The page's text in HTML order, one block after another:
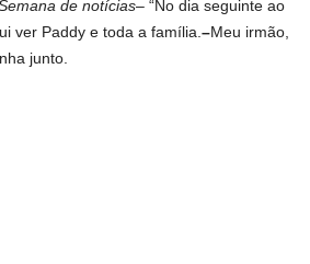
de notícias– “No dia seguinte ao
ver Paddy e toda a família. –Meu irmão,
junto.